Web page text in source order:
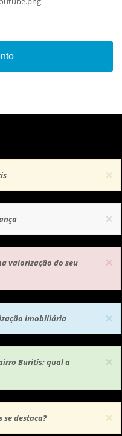
×
×
×
valorização do seu
×
imobiliária
×
Buritis: qual a
×
destaca?